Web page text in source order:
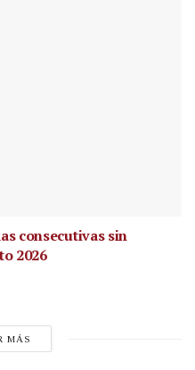
consecutivas sin
2026
MÁS